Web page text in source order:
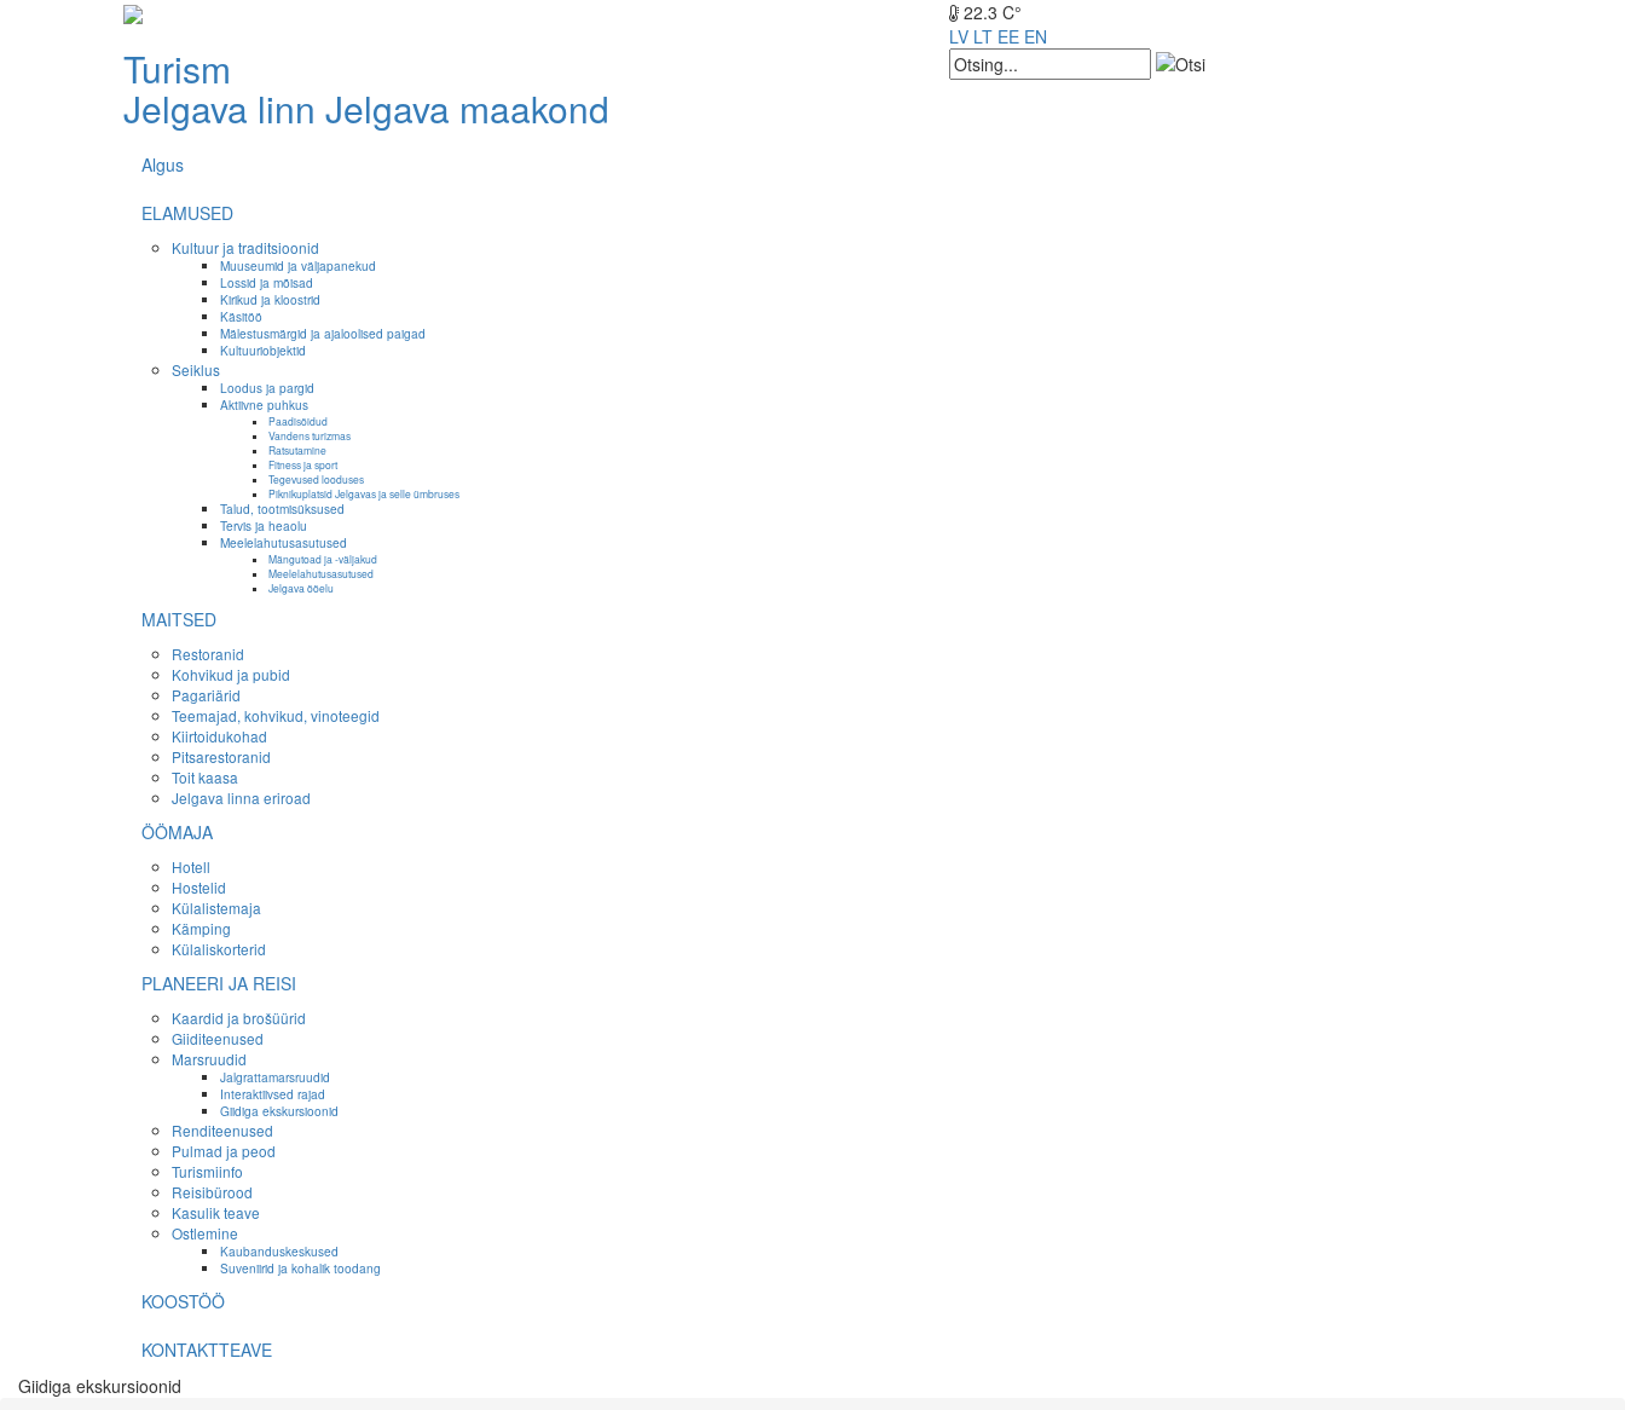
Turism
Jelgava linn Jelgava maakond
22.3 C°
LV LT EE EN
Algus
ELAMUSED
Kultuur ja traditsioonid
Muuseumid ja väljapanekud
Lossid ja mõisad
Kirikud ja kloostrid
Käsitöö
Mälestusmärgid ja ajaloolised paigad
Kultuuriobjektid
Seiklus
Loodus ja pargid
Aktiivne puhkus
Paadisõidud
Vandens turizmas
Ratsutamine
Fitness ja sport
Tegevused looduses
Piknikuplatsid Jelgavas ja selle ümbruses
Talud, tootmisüksused
Tervis ja heaolu
Meelelahutusasutused
Mängutoad ja -väljakud
Meelelahutusasutused
Jelgava ööelu
MAITSED
Restoranid
Kohvikud ja pubid
Pagariärid
Teemajad, kohvikud, vinoteegid
Kiirtoidukohad
Pitsarestoranid
Toit kaasa
Jelgava linna eriroad
ÖÖMAJA
Hotell
Hostelid
Külalistemaja
Kämping
Külaliskorterid
PLANEERI JA REISI
Kaardid ja brošüürid
Giiditeenused
Marsruudid
Jalgrattamarsruudid
Interaktiivsed rajad
Giidiga ekskursioonid
Renditeenused
Pulmad ja peod
Turismiinfo
Reisibürood
Kasulik teave
Ostlemine
Kaubanduskeskused
Suveniirid ja kohalik toodang
KOOSTÖÖ
KONTAKTTEAVE
Giidiga ekskursioonid